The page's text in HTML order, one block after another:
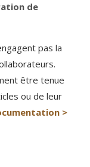
de
pas la
être tenue
ou de leur
>